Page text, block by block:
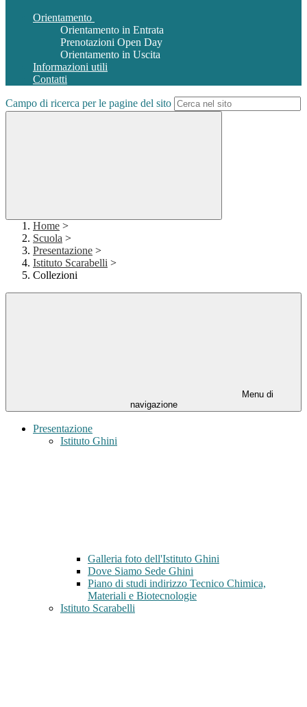
Orientamento
Orientamento in Entrata
Prenotazioni Open Day
Orientamento in Uscita
Informazioni utili
Contatti
Campo di ricerca per le pagine del sito
Home >
Scuola >
Presentazione >
Istituto Scarabelli >
Collezioni
Menu di
navigazione
Presentazione
Istituto Ghini
Galleria foto dell'Istituto Ghini
Dove Siamo Sede Ghini
Piano di studi indirizzo Tecnico Chimica,
Materiali e Biotecnologie
Istituto Scarabelli